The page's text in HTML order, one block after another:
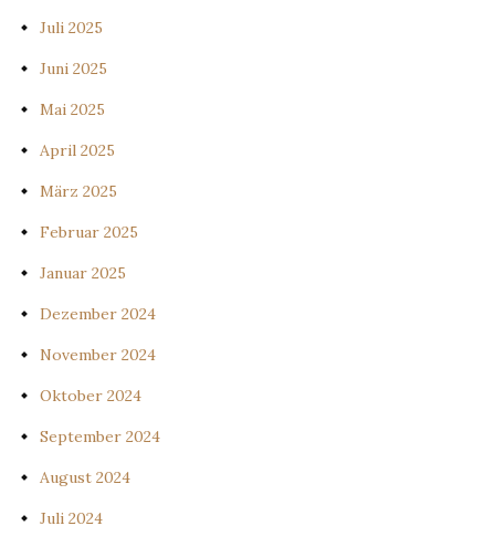
Juli 2025
Juni 2025
Mai 2025
April 2025
März 2025
Februar 2025
Januar 2025
Dezember 2024
November 2024
Oktober 2024
September 2024
August 2024
Juli 2024